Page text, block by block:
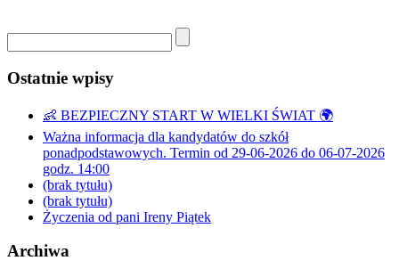
Ostatnie wpisy
👶 BEZPIECZNY START W WIELKI ŚWIAT 🌍
Ważna informacja dla kandydatów do szkół
ponadpodstawowych. Termin od 29-06-2026 do 06-07-2026
godz. 14:00
(brak tytułu)
(brak tytułu)
Życzenia od pani Ireny Piątek
Archiwa